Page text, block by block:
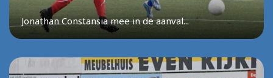
Jonathan Constansia mee in de aanval...